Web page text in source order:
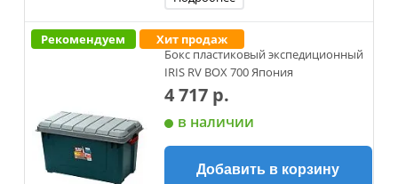
Рекомендуем
Хит продаж
Бокс пластиковый экспедиционный
IRIS RV BOX 700 Япония
4 717 р.
в наличии
Добавить в корзину